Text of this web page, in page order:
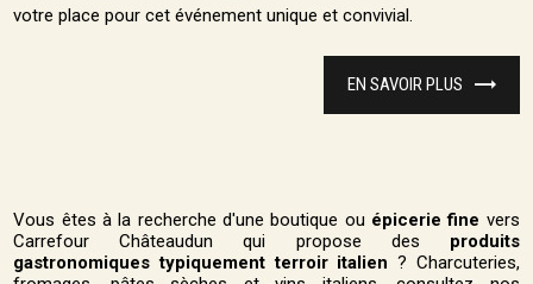
votre place pour cet événement unique et convivial.
EN SAVOIR PLUS
Vous êtes à la recherche d'une boutique ou épicerie fine vers
Carrefour Châteaudun qui propose des produits
gastronomiques typiquement terroir italien ? Charcuteries,